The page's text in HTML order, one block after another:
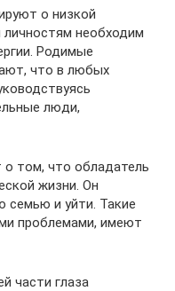
о низкой
личностям необходим
Родимые
что в любых
люди,
о том, что обладатель
жизни. Он
семью и уйти. Такие
проблемами, имеют
части глаза